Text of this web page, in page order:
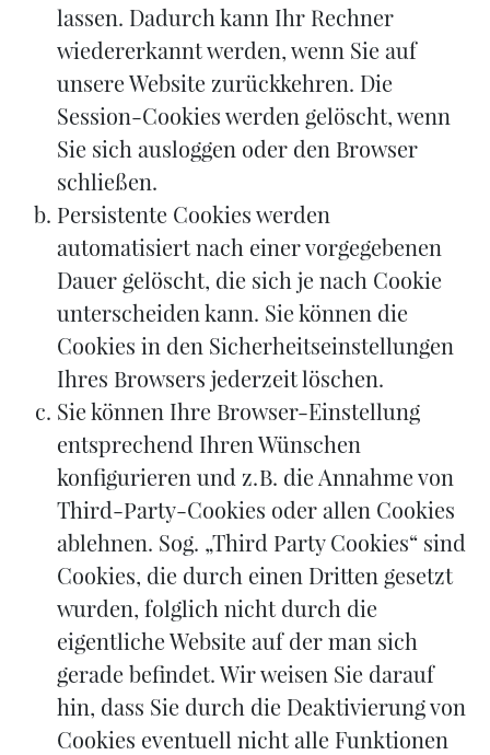
lassen. Dadurch kann Ihr Rechner
wiedererkannt werden, wenn Sie auf
unsere Website zurückkehren. Die
Session-Cookies werden gelöscht, wenn
Sie sich ausloggen oder den Browser
schließen.
Persistente Cookies werden
automatisiert nach einer vorgegebenen
Dauer gelöscht, die sich je nach Cookie
unterscheiden kann. Sie können die
Cookies in den Sicherheitseinstellungen
Ihres Browsers jederzeit löschen.
Sie können Ihre Browser-Einstellung
entsprechend Ihren Wünschen
konfigurieren und z. B. die Annahme von
Third-Party-Cookies oder allen Cookies
ablehnen. Sog. „Third Party Cookies“ sind
Cookies, die durch einen Dritten gesetzt
wurden, folglich nicht durch die
eigentliche Website auf der man sich
gerade befindet. Wir weisen Sie darauf
hin, dass Sie durch die Deaktivierung von
Cookies eventuell nicht alle Funktionen